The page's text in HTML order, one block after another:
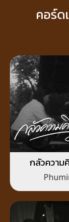
คอร์ด
กลัวความ